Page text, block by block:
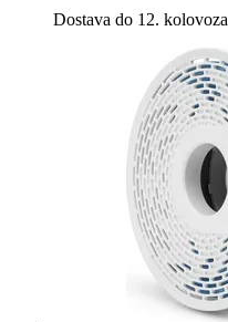
Dostava do 12. kolovoza